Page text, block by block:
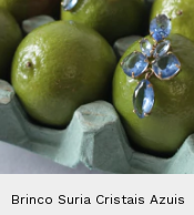
Brinco Suria Cristais Azuis